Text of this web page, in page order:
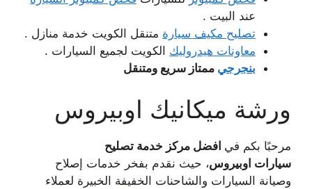
عند البيت .
تصليح مكيف سيارة متنقل الكويت خدمة منازل .
معاونات هيدروليك الكويت لجميع السيارات .
بنجرجي ممتاز سريع ومتنقل
ورشة ميكانيك اوبيروس
مرحبًا بكم في افضل مركز خدمة تصليح
سيارات اوبيروس، حيث نقدم بفخر خدمات إصلاح
وصيانة السيارات والشاحنات الخفيفة الخبيرة لعملاء